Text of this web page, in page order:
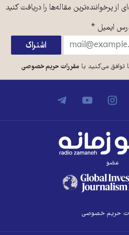
پرخواننده‌ترین مقاله‌ها را دریافت کنید
ایمیل *
توافق می‌کنید بامقررات حریم خصوصی
عضو
حریم خصوصی